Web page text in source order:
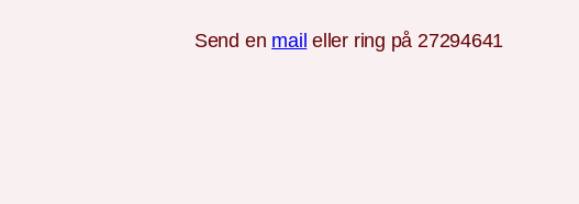
Send en mail eller ring på 27294641